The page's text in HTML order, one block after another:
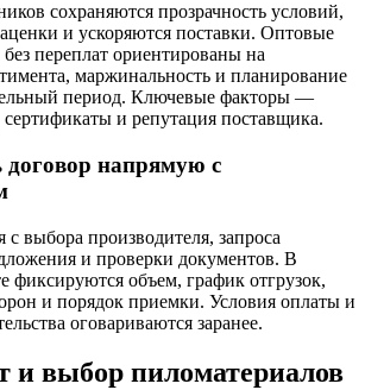
сохраняются прозрачность условий,
и ускоряются поставки. Оптовые
переплат ориентированы на
маржинальность и планирование
период. Ключевые факторы —
сертификаты и репутация поставщика.
напрямую с
с выбора производителя, запроса
и проверки документов. В
фиксируются объем, график отгрузок,
и порядок приемки. Условия оплаты и
оговариваются заранее.
и выбор пиломатериалов